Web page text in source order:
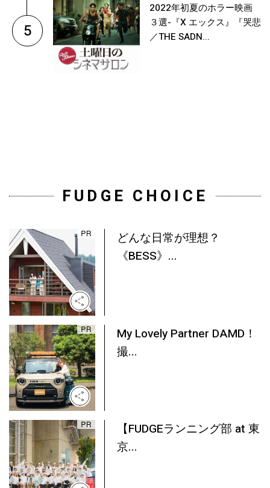
5
2022年初夏のホラー映画
３選-『X エックス』『哭悲
／THE SADN...
FUDGE CHOICE
どんな日常が理想？
《BESS》...
My Lovely Partner DAMD！
撮...
【FUDGEランニング部 at 東
京...